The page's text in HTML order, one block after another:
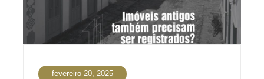
fevereiro 20, 2025